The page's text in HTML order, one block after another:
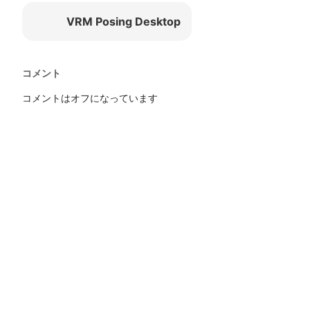
VRM Posing Desktop
コメント
コメントはオフになっています